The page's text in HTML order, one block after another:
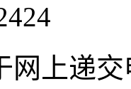
网上递